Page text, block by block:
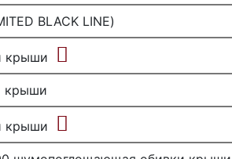
BLACK LINE)
крыши
крыши
крыши